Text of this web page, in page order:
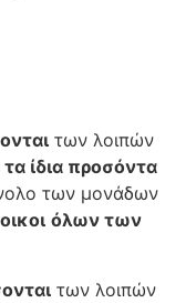
των λοιπών
ίδια προσόντα
των μονάδων
όλων των
των λοιπών